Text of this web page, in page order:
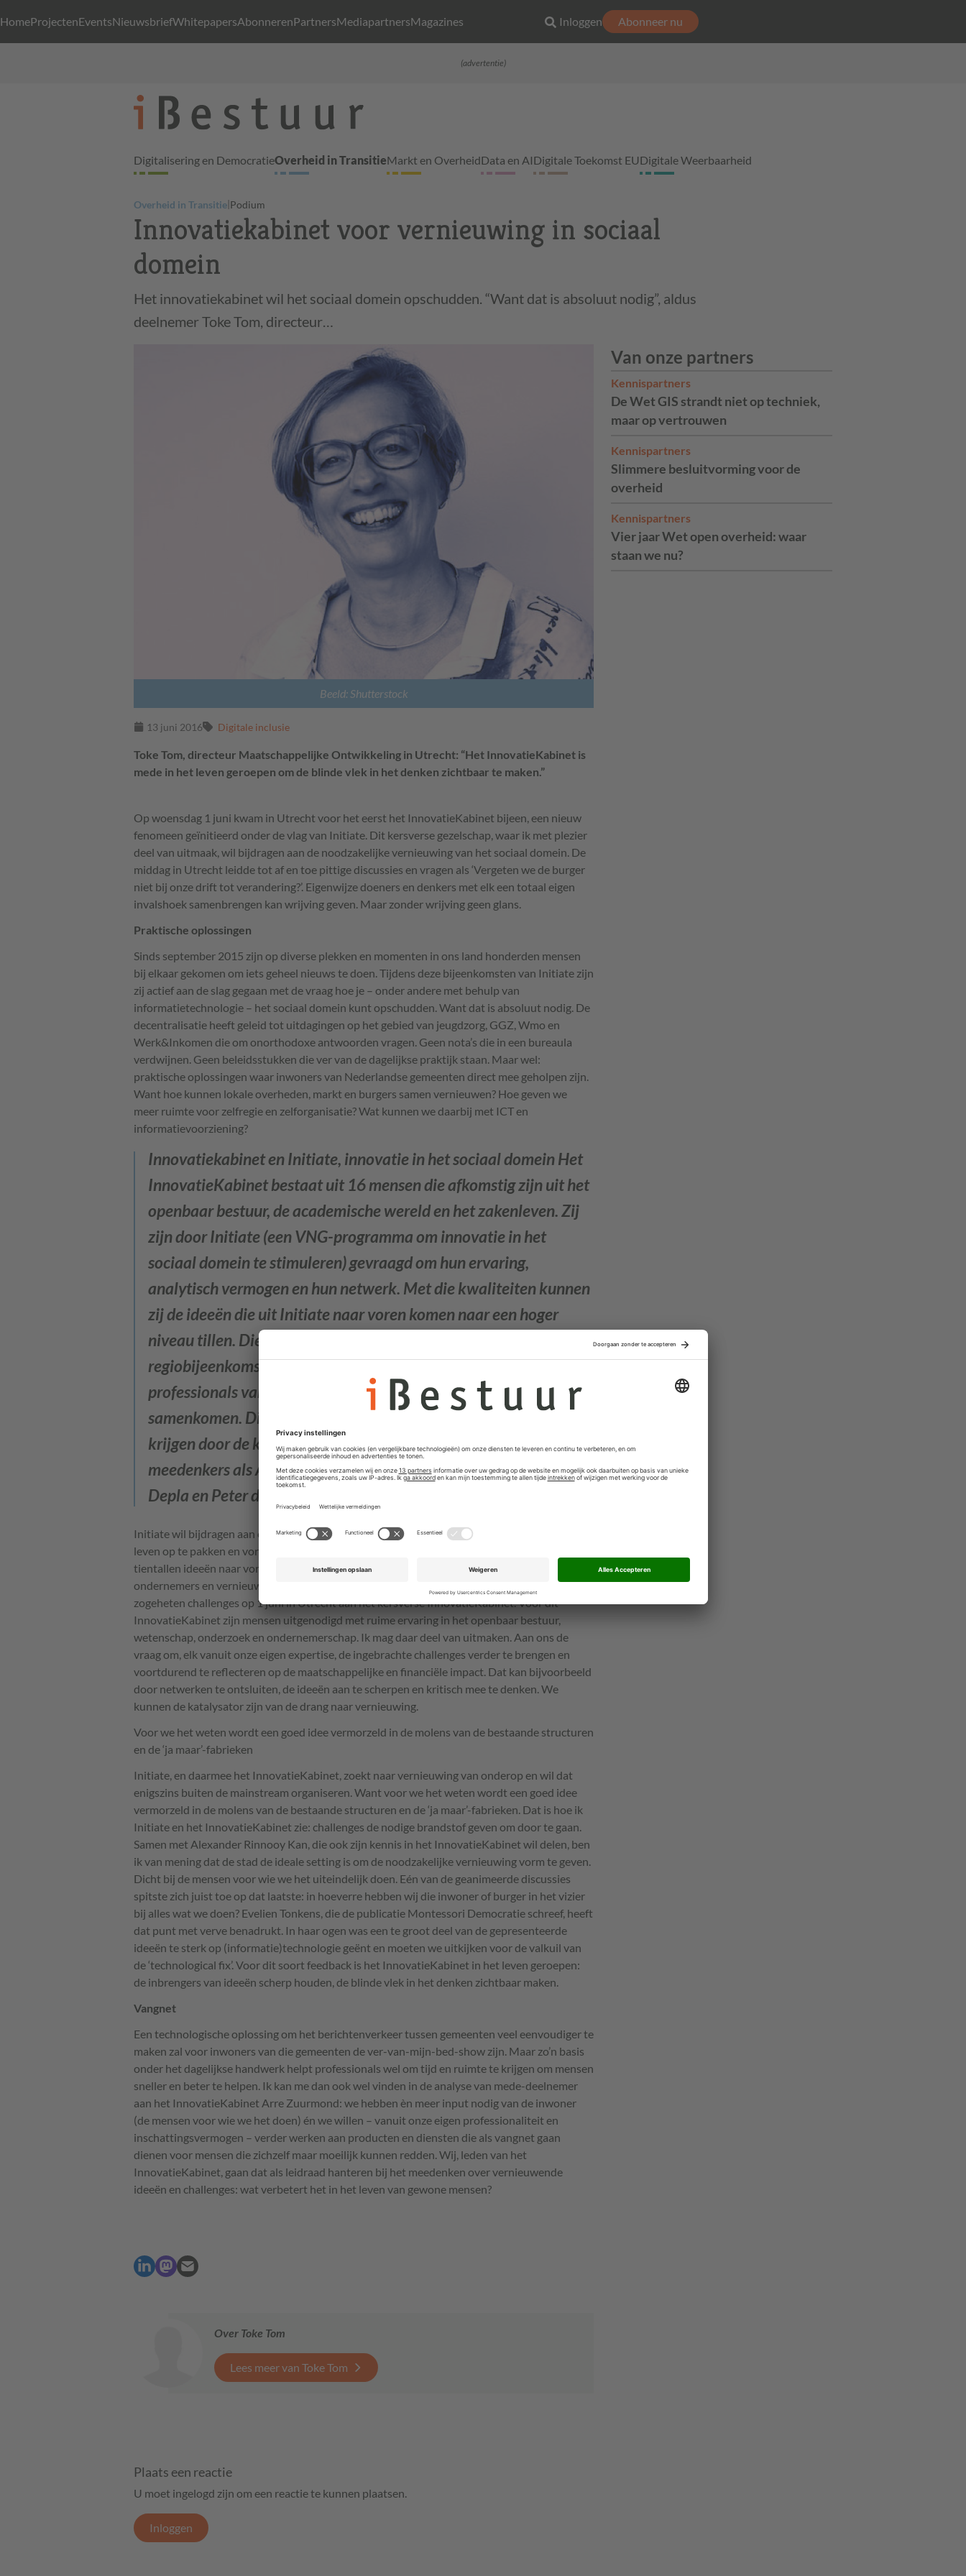
HomeProjectenEventsNieuwsbriefWhitepapersAbonnerenPartnersMediapartnersMagazines Inloggen Abonneer nu
(advertentie)
Digitalisering en DemocratieOverheid in TransitieMarkt en OverheidData en AIDigitale Toekomst EUDigitale Weerbaarheid
Overheid in Transitie|Podium
Innovatiekabinet voor vernieuwing in sociaal
domein
Het innovatiekabinet wil het sociaal domein opschudden. “Want dat is absoluut nodig”, aldus
deelnemer Toke Tom, directeur…
Beeld: Shutterstock
13 juni 2016 Digitale inclusie
Van onze partners
Kennispartners
De Wet GIS strandt niet op techniek,
maar op vertrouwen
Kennispartners
Slimmere besluitvorming voor de
overheid
Kennispartners
Vier jaar Wet open overheid: waar
staan we nu?
Toke Tom, directeur Maatschappelijke Ontwikkeling in Utrecht: “Het InnovatieKabinet is
mede in het leven geroepen om de blinde vlek in het denken zichtbaar te maken.”
Op woensdag 1 juni kwam in Utrecht voor het eerst het InnovatieKabinet bijeen, een nieuw
fenomeen geïnitieerd onder de vlag van Initiate. Dit kersverse gezelschap, waar ik met plezier
deel van uitmaak, wil bijdragen aan de noodzakelijke vernieuwing van het sociaal domein. De
middag in Utrecht leidde tot af en toe pittige discussies en vragen als ‘Vergeten we de burger
niet bij onze drift tot verandering?’. Eigenwijze doeners en denkers met elk een totaal eigen
invalshoek samenbrengen kan wrijving geven. Maar zonder wrijving geen glans.
Praktische oplossingen
Sinds september 2015 zijn op diverse plekken en momenten in ons land honderden mensen
bij elkaar gekomen om iets geheel nieuws te doen. Tijdens deze bijeenkomsten van Initiate zijn
zij actief aan de slag gegaan met de vraag hoe je – onder andere met behulp van
informatietechnologie – het sociaal domein kunt opschudden. Want dat is absoluut nodig. De
decentralisatie heeft geleid tot uitdagingen op het gebied van jeugdzorg, GGZ , Wmo en
Werk&Inkomen die om onorthodoxe antwoorden vragen. Geen nota’s die in een bureaula
verdwijnen. Geen beleidsstukken die ver van de dagelijkse praktijk staan. Maar wel:
praktische oplossingen waar inwoners van Nederlandse gemeenten direct mee geholpen zijn.
Want hoe kunnen lokale overheden, markt en burgers samen vernieuwen? Hoe geven we
meer ruimte voor zelfregie en zelforganisatie? Wat kunnen we daarbij met ICT en
informatievoorziening?
Innovatiekabinet en Initiate, innovatie in het sociaal domeinHet
InnovatieKabinet bestaat uit 16 mensen die afkomstig zijn uit het
openbaar bestuur, de academische wereld en het zakenleven. Zij
zijn door Initiate (een VNG-programma om innovatie in het
sociaal domein te stimuleren) gevraagd om hun ervaring,
analytisch vermogen en hun netwerk. Met die kwaliteiten kunnen
zij de ideeën die uit Initiate naar voren komen naar een hoger
niveau tillen. Die ideeën ontstaan bij de verschillende
regiobijeenkomsten van Initiate, waar oonder andere
professionals van gemeenten en sociaal ondernemers
samenkomen. Die ideeënvorming van onderaf kan meer snelheid
krijgen door de kritische en opbouwende feedback van
meedenkers als Alexander Rinnooy Kan, Evelien Tonkens, Staf
Depla en Peter de Visser. Lees meer op de site van Initiate.
Initiate wil bijdragen aan oplossingen die zoveel mogelijk mensen in staat stellen hun eigen
leven op te pakken en vorm te geven. Sinds het najaar van 2015 zijn er vanuit Initiate al
tientallen ideeën naar voren gekomen, bedacht door professionals (van gemeenten), sociaal
ondernemers en vernieuwende denkers van kennisinstituten. Zij presenteerden een aantal
zogeheten challenges op 1 juni in Utrecht aan het kersverse InnovatieKabinet. Voor dit
InnovatieKabinet zijn mensen uitgenodigd met ruime ervaring in het openbaar bestuur,
wetenschap, onderzoek en ondernemerschap. Ik mag daar deel van uitmaken. Aan ons de
vraag om, elk vanuit onze eigen expertise, de ingebrachte challenges verder te brengen en
voortdurend te reflecteren op de maatschappelijke en financiële impact. Dat kan bijvoorbeeld
door netwerken te ontsluiten, de ideeën aan te scherpen en kritisch mee te denken. We
kunnen de katalysator zijn van de drang naar vernieuwing.
Voor we het weten wordt een goed idee vermorzeld in de molens van de bestaande structuren
en de ‘ja maar’-fabrieken
Initiate, en daarmee het InnovatieKabinet, zoekt naar vernieuwing van onderop en wil dat
enigszins buiten de mainstream organiseren. Want voor we het weten wordt een goed idee
vermorzeld in de molens van de bestaande structuren en de ‘ja maar’-fabrieken. Dat is hoe ik
Initiate en het InnovatieKabinet zie: challenges de nodige brandstof geven om door te gaan.
Samen met Alexander Rinnooy Kan, die ook zijn kennis in het InnovatieKabinet wil delen, ben
ik van mening dat de stad de ideale setting is om de noodzakelijke vernieuwing vorm te geven.
Dicht bij de mensen voor wie we het uiteindelijk doen. Eén van de geanimeerde discussies
spitste zich juist toe op dat laatste: in hoeverre hebben wij die inwoner of burger in het vizier
bij alles wat we doen? Evelien Tonkens, die de publicatie Montessori Democratie schreef, heeft
dat punt met verve benadrukt. In haar ogen was een te groot deel van de gepresenteerde
ideeën te sterk op (informatie)technologie geënt en moeten we uitkijken voor de valkuil van
de ‘technological fix’. Voor dit soort feedback is het InnovatieKabinet in het leven geroepen:
de inbrengers van ideeën scherp houden, de blinde vlek in het denken zichtbaar maken.
Vangnet
Een technologische oplossing om het berichtenverkeer tussen gemeenten veel eenvoudiger te
maken zal voor inwoners van die gemeenten de ver-van-mijn-bed-show zijn. Maar zo’n basis
onder het dagelijkse handwerk helpt professionals wel om tijd en ruimte te krijgen om mensen
sneller en beter te helpen. Ik kan me dan ook wel vinden in de analyse van mede-deelnemer
aan het InnovatieKabinet Arre Zuurmond: we hebben èn meer input nodig van de inwoner
(de mensen voor wie we het doen) én we willen – vanuit onze eigen professionaliteit en
inschattingsvermogen – verder werken aan producten en diensten die als vangnet gaan
dienen voor mensen die zichzelf maar moeilijk kunnen redden. Wij, leden van het
InnovatieKabinet, gaan dat als leidraad hanteren bij het meedenken over vernieuwende
ideeën en challenges: wat verbetert het in het leven van gewone mensen?
Over Toke Tom
Lees meer van Toke Tom
Plaats een reactie
U moet ingelogd zijn om een reactie te kunnen plaatsen.
Inloggen